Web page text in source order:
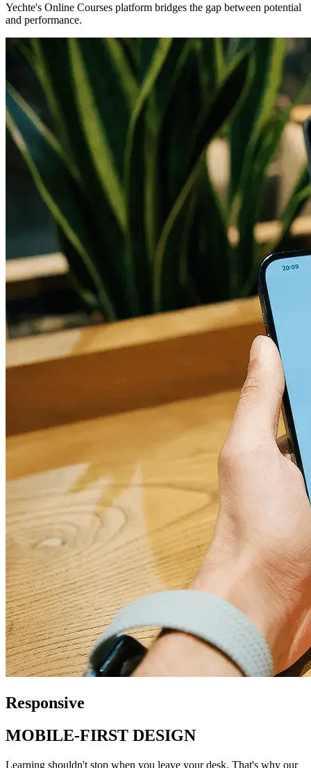
Yechte's Online Courses platform bridges the gap between potential
and performance.
Responsive
MOBILE-FIRST DESIGN
Learning shouldn't stop when you leave your desk. That's why our